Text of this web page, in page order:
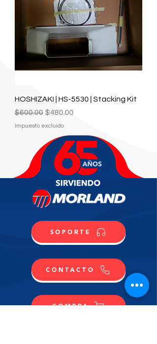
HOSHIZAKI | HS-5530 | Stacking Kit
Precio
$600.00 Precio de oferta
$480.00
Impuesto excluido
SOPORTE
CONTACTO
COMPRA